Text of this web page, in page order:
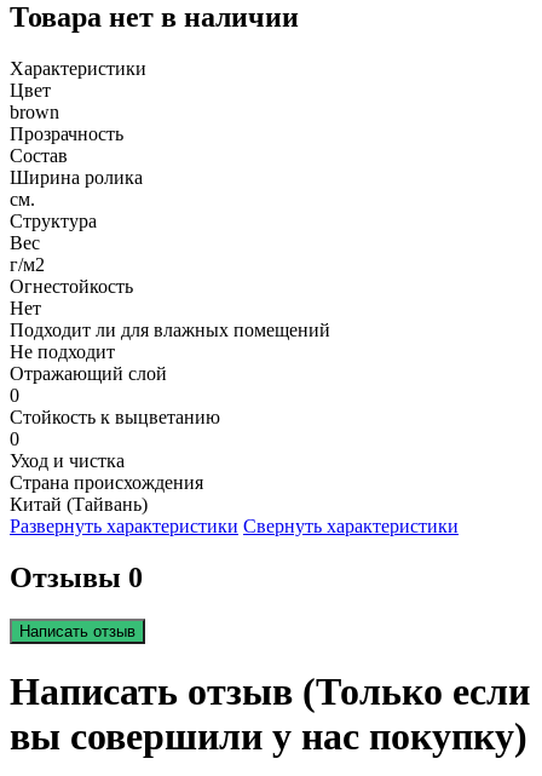
Товара нет в наличии
Характеристики
Цвет
brown
Прозрачность
Состав
Ширина ролика
см.
Структура
Вес
г/м2
Огнестойкость
Нет
Подходит ли для влажных помещений
Не подходит
Отражающий слой
0
Стойкость к выцветанию
0
Уход и чистка
Страна происхождения
Китай (Тайвань)
Развернуть характеристики Свернуть характеристики
Отзывы 0
Написать отзыв
Написать отзыв (Только если
вы совершили у нас покупку)